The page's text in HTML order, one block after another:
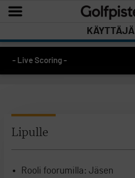
KÄYTTÄJÄ
- Live Scoring -
Lipulle
Rooli foorumilla: Jäsen